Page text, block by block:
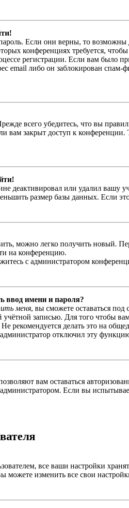
Если они верны, то
конференциях требуется,
регистрации. Если вам было
email либо он заблокирован
всего убедитесь, что вы
вам закрыт доступ к
деактивировал или удалил вашу
размер базы данных. Если
можно легко получить новый.
на конференцию.
с администратором
ввод имени и пароля?
меня, вы сможете оставаться
учётной записью. Для того чтобы
рекомендуется делать это на
администратор отключил эту
вам оставаться
Если вы
все ваши настройки
можете изменить все свои